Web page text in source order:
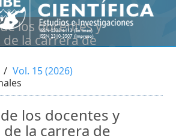
los docentes y
la carrera de
en pandemia COVID-
Vol. 15 (2026)
los docentes y
la carrera de